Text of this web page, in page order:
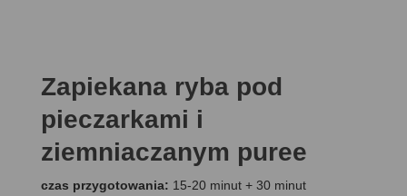
Zapiekana ryba pod
pieczarkami i
ziemniaczanym puree
czas przygotowania: 15-20 minut + 30 minut